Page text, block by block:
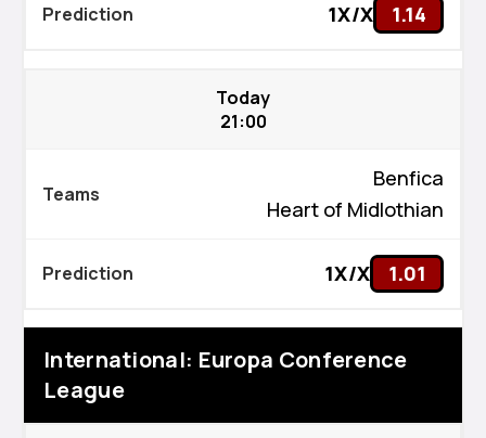
1X/X 1.14
Today
21:00
Benfica
Heart of Midlothian
1X/X 1.01
International: Europa Conference
League